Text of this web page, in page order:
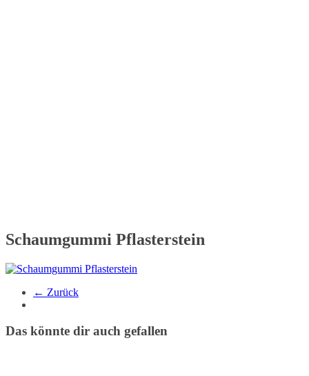
Schaumgummi Pflasterstein
← Zurück
Das könnte dir auch gefallen